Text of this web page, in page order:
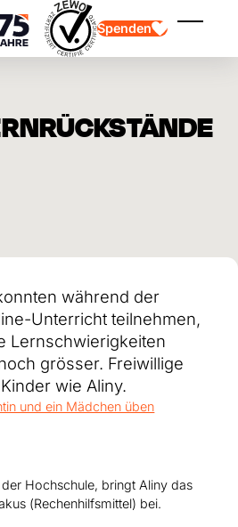
Spenden
während der
Unterricht teilnehmen,
Lernschwierigkeiten
grösser. Freiwillige
wie Aliny.
Hochschule, bringt Aliny das
(Rechenhilfsmittel) bei.